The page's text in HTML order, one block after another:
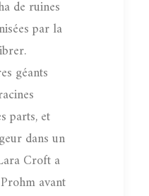
de ruines
par la
géants
parts, et
dans un
Croft a
avant